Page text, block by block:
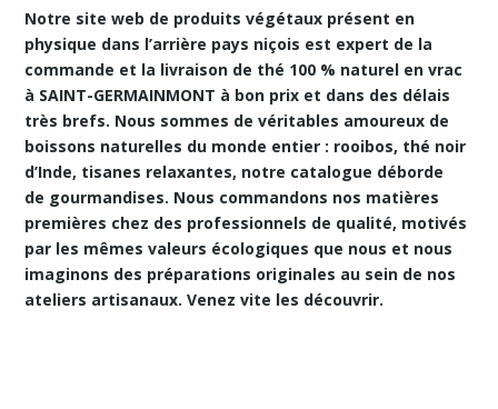
Notre site web de produits végétaux présent en
physique dans l’arrière pays niçois est expert de la
commande et la livraison de thé 100 % naturel en vrac
à SAINT-GERMAINMONT à bon prix et dans des délais
très brefs. Nous sommes de véritables amoureux de
boissons naturelles du monde entier : rooibos, thé noir
d’Inde, tisanes relaxantes, notre catalogue déborde
de gourmandises. Nous commandons nos matières
premières chez des professionnels de qualité, motivés
par les mêmes valeurs écologiques que nous et nous
imaginons des préparations originales au sein de nos
ateliers artisanaux. Venez vite les découvrir.